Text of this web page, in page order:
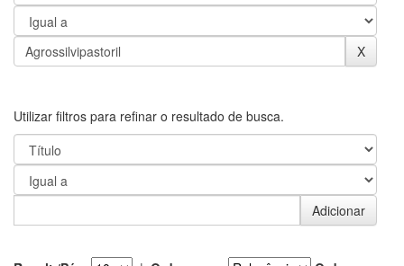
Utilizar filtros para refinar o resultado de busca.